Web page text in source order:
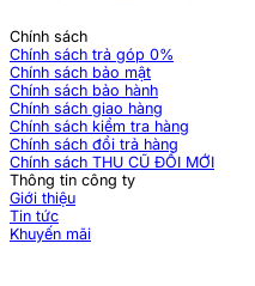
Chính sách
Chính sách trả góp 0%
Chính sách bảo mật
Chính sách bảo hành
Chính sách giao hàng
Chính sách kiểm tra hàng
Chính sách đổi trả hàng
Chính sách THU CŨ ĐỔI MỚI
Thông tin công ty
Giới thiệu
Tin tức
Khuyến mãi